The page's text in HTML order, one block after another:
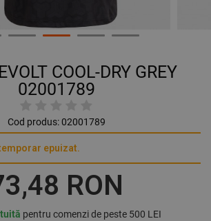
COOL-DRY GREY
02001789
Cod produs:02001789
epuizat.
RON
pentru comenzi de peste 500 LEI